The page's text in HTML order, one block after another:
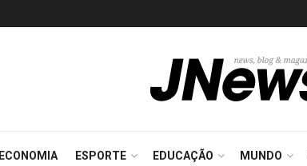
ECONOMIA ESPORTE EDUCAÇÃO MUNDO